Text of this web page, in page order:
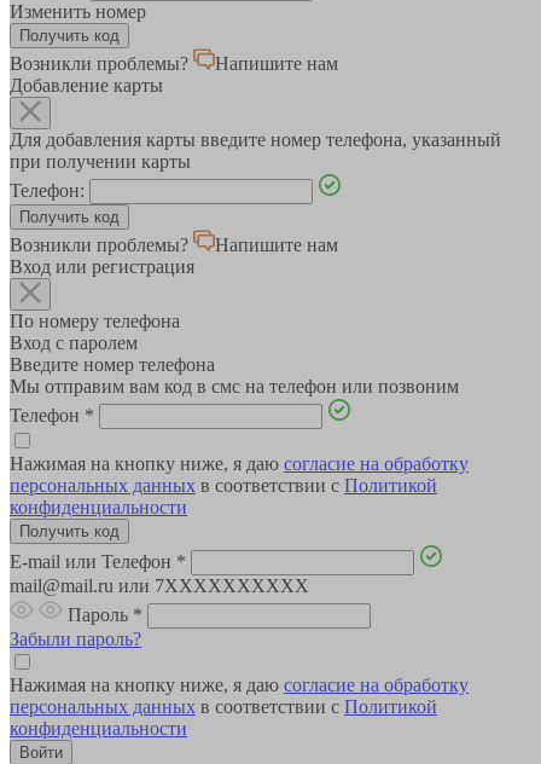
Изменить номер
Возникли проблемы?
Напишите нам
Добавление карты
Для добавления карты введите номер телефона, указанный
при получении карты
Телефон:
Возникли проблемы?
Напишите нам
Вход или регистрация
По номеру телефона
Вход с паролем
Введите номер телефона
Мы отправим вам код в смс на телефон или позвоним
Телефон *
Нажимая на кнопку ниже, я даю согласие на обработку
персональных данных в соответствии с Политикой
конфиденциальности
E-mail или Телефон *
mail@mail.ru или 7XXXXXXXXXX
Пароль *
Забыли пароль?
Нажимая на кнопку ниже, я даю согласие на обработку
персональных данных в соответствии с Политикой
конфиденциальности